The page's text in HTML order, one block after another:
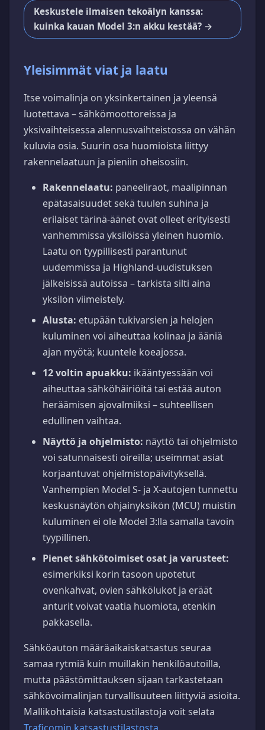
Keskustele ilmaisen tekoälyn kanssa:
kuinka kauan Model 3:n akku kestää? →
Yleisimmät viat ja laatu
Itse voimalinja on yksinkertainen ja yleensä
luotettava – sähkömoottoreissa ja
yksivaihteisessa alennusvaihteistossa on vähän
kuluvia osia. Suurin osa huomioista liittyy
rakennelaatuun ja pieniin oheisosiin.
Rakennelaatu: paneeliraot, maalipinnan
epätasaisuudet sekä tuulen suhina ja
erilaiset tärinä-äänet ovat olleet erityisesti
vanhemmissa yksilöissä yleinen huomio.
Laatu on tyypillisesti parantunut
uudemmissa ja Highland-uudistuksen
jälkeisissä autoissa – tarkista silti aina
yksilön viimeistely.
Alusta: etupään tukivarsien ja helojen
kuluminen voi aiheuttaa kolinaa ja ääniä
ajan myötä; kuuntele koeajossa.
12 voltin apuakku: ikääntyessään voi
aiheuttaa sähköhäiriöitä tai estää auton
heräämisen ajovalmiiksi – suhteellisen
edullinen vaihtaa.
Näyttö ja ohjelmisto: näyttö tai ohjelmisto
voi satunnaisesti oireilla; useimmat asiat
korjaantuvat ohjelmistopäivityksellä.
Vanhempien Model S- ja X-autojen tunnettu
keskusnäytön ohjainyksikön (MCU) muistin
kuluminen ei ole Model 3:lla samalla tavoin
tyypillinen.
Pienet sähkötoimiset osat ja varusteet:
esimerkiksi korin tasoon upotetut
ovenkahvat, ovien sähkölukot ja eräät
anturit voivat vaatia huomiota, etenkin
pakkasella.
Sähköauton määräaikaiskatsastus seuraa
samaa rytmiä kuin muillakin henkilöautoilla,
mutta päästömittauksen sijaan tarkastetaan
sähkövoimalinjan turvallisuuteen liittyviä asioita.
Mallikohtaisia katsastustilastoja voit selata